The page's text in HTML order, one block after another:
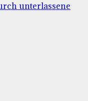
unterlassene